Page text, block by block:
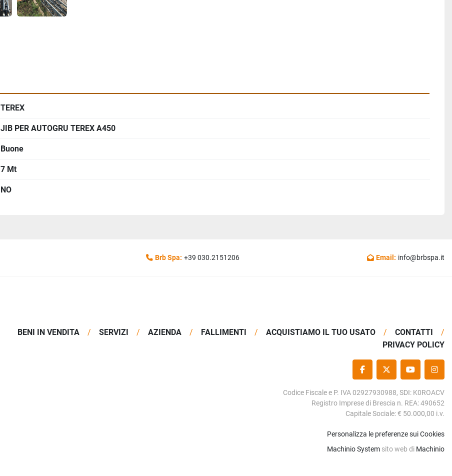
TEREX
JIB PER AUTOGRU TEREX A450
Buone
7 Mt
NO
Brb Spa: +39 030.2151206 Email: info@brbspa.it
BENI IN VENDITA SERVIZI AZIENDA FALLIMENTI ACQUISTIAMO IL TUO USATO
CONTATTI
PRIVACY POLICY
FACEBOOKTWITTERYOUTUBE
Codice Fiscale e P. IVA 02927930988, SDI: K0ROACV
Registro Imprese di Brescia n. REA: 490652
Capitale Sociale: € 50.000,00 i.v.
Personalizza le preferenze sui Cookies
Machinio System sito web di Machinio